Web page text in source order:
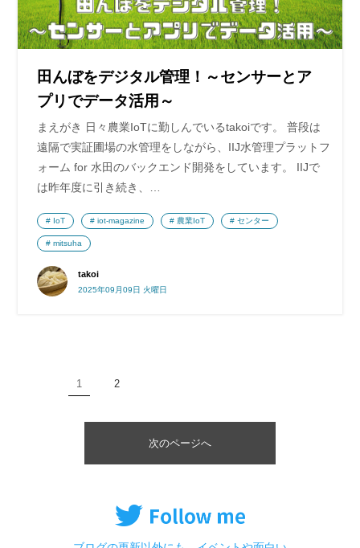
田んぼをデジタル管理！～センサーとア
プリでデータ活用～
まえがき 日々農業IoTに勤しんでいるtakoiです。 普段は
遠隔で実証圃場の水管理をしながら、IIJ水管理プラットフ
ォーム for 水田のバックエンド開発をしています。 IIJで
は昨年度に引き続き、…
takoi
2025年09月09日 火曜日
IoT iot-magazine 農業IoT センター
mitsuha
1 2
次のページへ